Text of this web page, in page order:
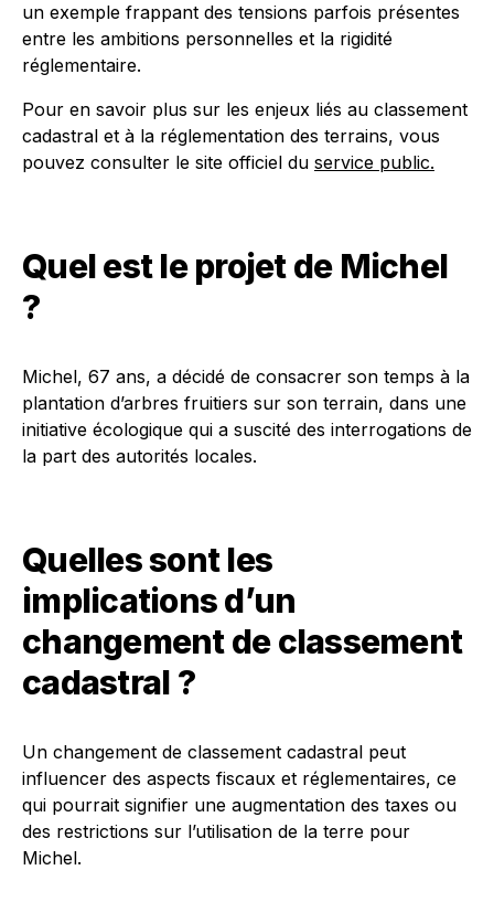
un exemple frappant des tensions parfois présentes
entre les ambitions personnelles et la rigidité
réglementaire.
Pour en savoir plus sur les enjeux liés au classement
cadastral et à la réglementation des terrains, vous
pouvez consulter le site officiel du service public.
Quel est le projet de Michel
?
Michel, 67 ans, a décidé de consacrer son temps à la
plantation d’arbres fruitiers sur son terrain, dans une
initiative écologique qui a suscité des interrogations de
la part des autorités locales.
Quelles sont les
implications d’un
changement de classement
cadastral ?
Un changement de classement cadastral peut
influencer des aspects fiscaux et réglementaires, ce
qui pourrait signifier une augmentation des taxes ou
des restrictions sur l’utilisation de la terre pour
Michel.